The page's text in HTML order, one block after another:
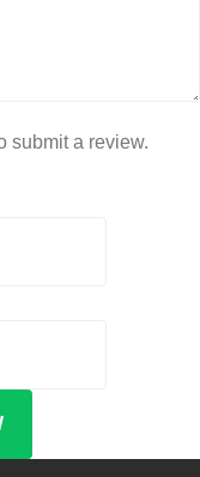
submit a review.